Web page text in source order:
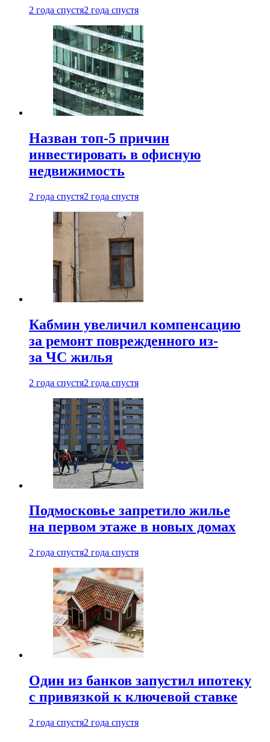
2 года спустя2 года спустя
Назван топ-5 причин
инвестировать в офисную
недвижимость
2 года спустя2 года спустя
Кабмин увеличил компенсацию
за ремонт поврежденного из-
за ЧС жилья
2 года спустя2 года спустя
Подмосковье запретило жилье
на первом этаже в новых домах
2 года спустя2 года спустя
Один из банков запустил ипотеку
с привязкой к ключевой ставке
2 года спустя2 года спустя